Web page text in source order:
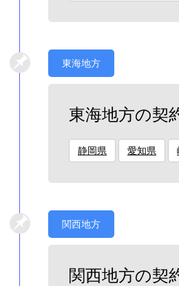
東海地方
東海地方の契
静岡県 愛知県
関西地方
関西地方の契